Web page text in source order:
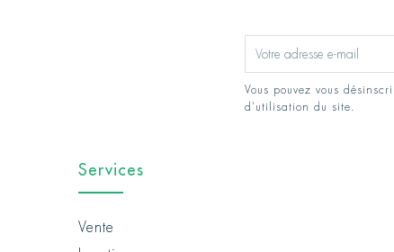
Vous pouvez vous
d'utilisation du site.
Services
Vente